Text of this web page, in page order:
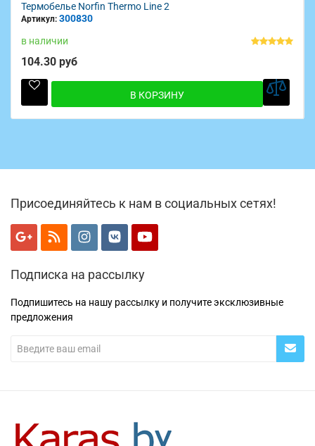
Термобелье Norfin Thermo Line 2
Артикул: 300830
в наличии
104.30 руб
В КОРЗИНУ
Присоединяйтесь к нам в социальных сетях!
Подписка на рассылку
Подпишитесь на нашу рассылку и получите эксклюзивные
предложения